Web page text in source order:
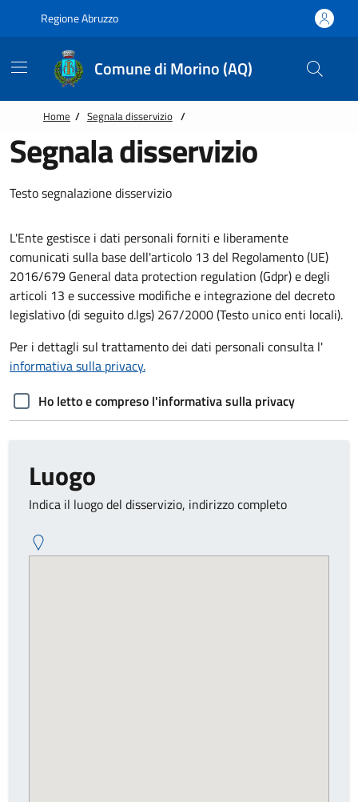
Regione Abruzzo
Comune di Morino (AQ)
Home / Segnala disservizio /
Segnala disservizio
Testo segnalazione disservizio
L'Ente gestisce i dati personali forniti e liberamente
comunicati sulla base dell'articolo 13 del Regolamento (UE)
2016/679 General data protection regulation (Gdpr) e degli
articoli 13 e successive modifiche e integrazione del decreto
legislativo (di seguito d.lgs) 267/2000 (Testo unico enti locali).
Per i dettagli sul trattamento dei dati personali consulta l'
informativa sulla privacy.
Ho letto e compreso l'informativa sulla privacy
Luogo
Indica il luogo del disservizio, indirizzo completo